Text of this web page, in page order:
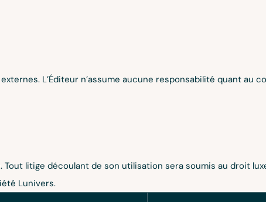
L’Éditeur n’assume aucune responsabilité quant au
litige découlant de son utilisation sera soumis au droit
Lunivers.